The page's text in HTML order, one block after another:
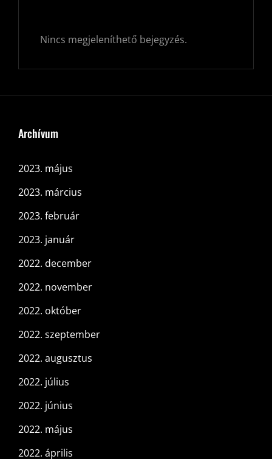
Nincs megjeleníthető bejegyzés.
Archívum
2023. május
2023. március
2023. február
2023. január
2022. december
2022. november
2022. október
2022. szeptember
2022. augusztus
2022. július
2022. június
2022. május
2022. április